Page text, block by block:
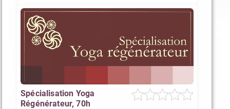
Spécialisation Yoga
Régénérateur, 70h